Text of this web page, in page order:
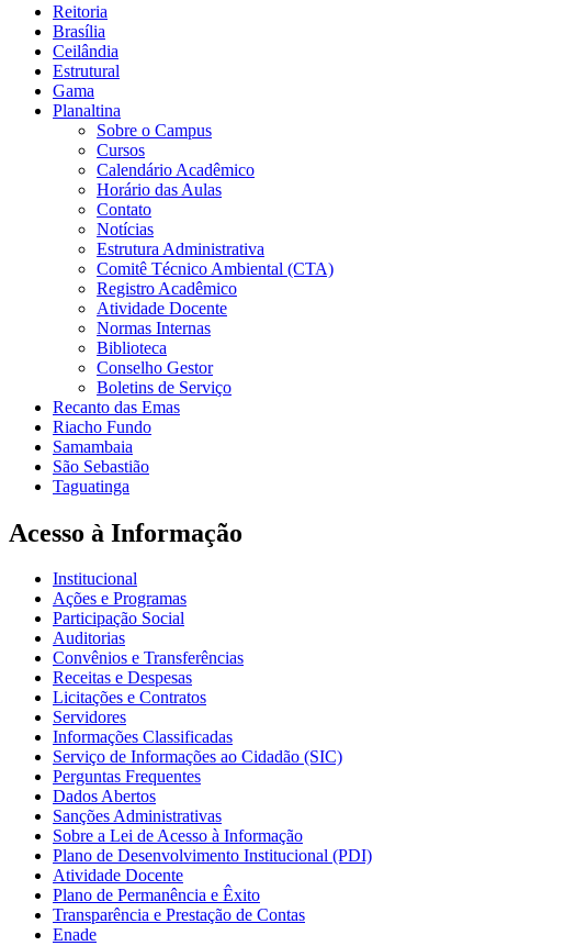
Reitoria
Brasília
Ceilândia
Estrutural
Gama
Planaltina
Sobre o Campus
Cursos
Calendário Acadêmico
Horário das Aulas
Contato
Notícias
Estrutura Administrativa
Comitê Técnico Ambiental (CTA)
Registro Acadêmico
Atividade Docente
Normas Internas
Biblioteca
Conselho Gestor
Boletins de Serviço
Recanto das Emas
Riacho Fundo
Samambaia
São Sebastião
Taguatinga
Acesso à Informação
Institucional
Ações e Programas
Participação Social
Auditorias
Convênios e Transferências
Receitas e Despesas
Licitações e Contratos
Servidores
Informações Classificadas
Serviço de Informações ao Cidadão (SIC)
Perguntas Frequentes
Dados Abertos
Sanções Administrativas
Sobre a Lei de Acesso à Informação
Plano de Desenvolvimento Institucional (PDI)
Atividade Docente
Plano de Permanência e Êxito
Transparência e Prestação de Contas
Enade